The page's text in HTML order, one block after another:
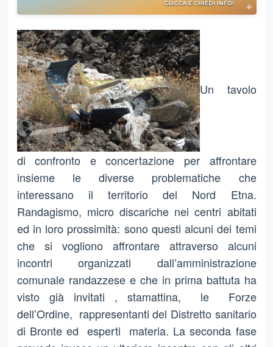
Un tavolo
di confronto e concertazione per affrontare
insieme le diverse problematiche che
interessano il territorio del Nord Etna.
Randagismo, micro discariche nei centri abitati
ed in loro prossimità: sono questi alcuni dei temi
che si vogliono affrontare attraverso alcuni
incontri organizzati dall’amministrazione
comunale randazzese e che in prima battuta ha
visto già invitati , stamattina, le Forze
dell’Ordine, rappresentanti del Distretto sanitario
di Bronte ed esperti materia. La seconda fase